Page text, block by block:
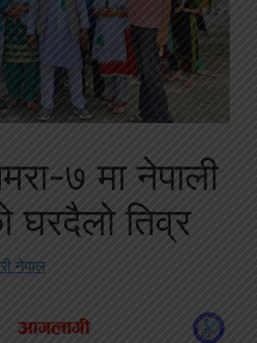
७ मा नेपाली
घरदैलो तिव्र
नेपाल